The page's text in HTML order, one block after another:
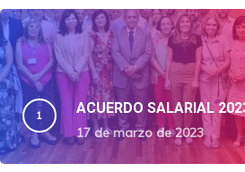
ACUERDO SALARIAL
17 de marzo de 2023